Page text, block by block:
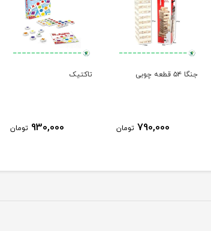
جنگا ۵۴ قطعه چوبی
790,000 تومان
تاکتیک
930,000 تومان